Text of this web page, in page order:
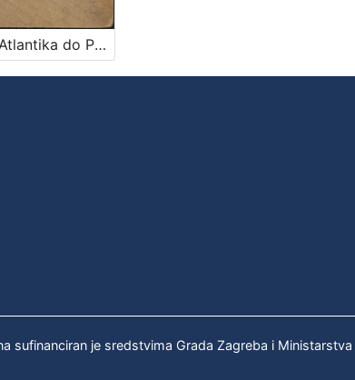
Preko Atlantika do Pacifika : život Hrvata u Sjevernoj Americi : putopisna, estetska, ekonomska i politička promatranja / A. Tresić Pavičić
sufinanciran je sredstvima Grada Zagreba i